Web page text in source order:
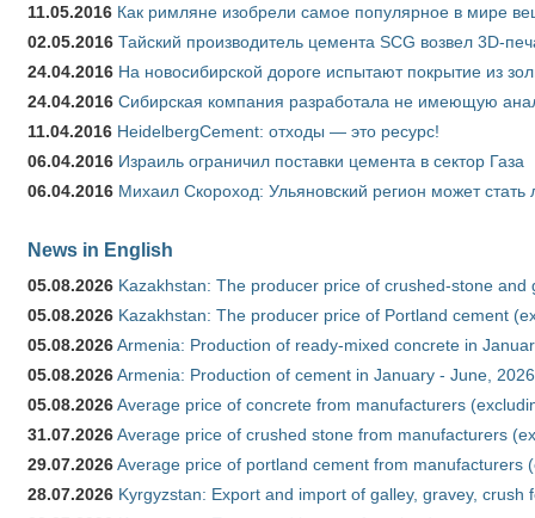
11.05.2016 Как римляне изобрели самое популярное в мире
02.05.2016 Тайский производитель цемента SCG возвел 3D-
24.04.2016 На новосибирской дороге испытают покрытие из
24.04.2016 Сибирская компания разработала не имеющую
11.04.2016 HeidelbergCement: отходы — это ресурс!
06.04.2016 Израиль ограничил поставки цемента в сектор Газа
06.04.2016 Михаил Скороход: Ульяновский регион может
News in English
05.08.2026 Kazakhstan: The producer price of crushed-stone and
05.08.2026 Kazakhstan: The producer price of Portland cement
05.08.2026Armenia: Production of ready-mixed concrete in
05.08.2026Armenia: Production of cement in January - June, 2026
05.08.2026Average price of concrete from manufacturers
31.07.2026Average price of crushed stone from manufacturers
29.07.2026Average price of portland cement from manufacturers
28.07.2026 Kyrgyzstan: Export and import of galley, gravey,